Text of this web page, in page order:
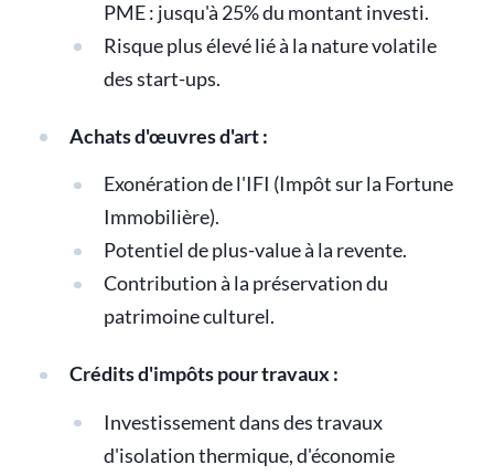
PME : jusqu'à 25% du montant investi.
Risque plus élevé lié à la nature volatile
des start-ups.
Achats d'œuvres d'art :
Exonération de l'IFI (Impôt sur la Fortune
Immobilière).
Potentiel de plus-value à la revente.
Contribution à la préservation du
patrimoine culturel.
Crédits d'impôts pour travaux :
Investissement dans des travaux
d'isolation thermique, d'économie